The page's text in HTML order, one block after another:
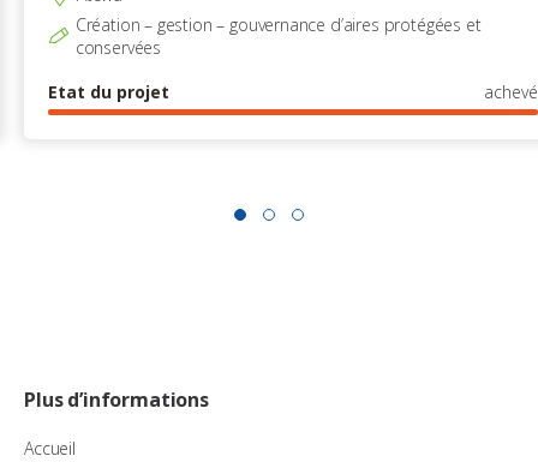
Création – gestion – gouvernance d’aires protégées et
conservées
Etat du projet
achevé
Plus d’informations
Accueil